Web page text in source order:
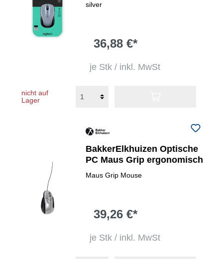
silver
36,88 €*
je Stk / inkl. MwSt
nicht auf
Lager
BakkerElkhuizen Optische
PC Maus Grip ergonomisch
Maus Grip Mouse
39,26 €*
je Stk / inkl. MwSt